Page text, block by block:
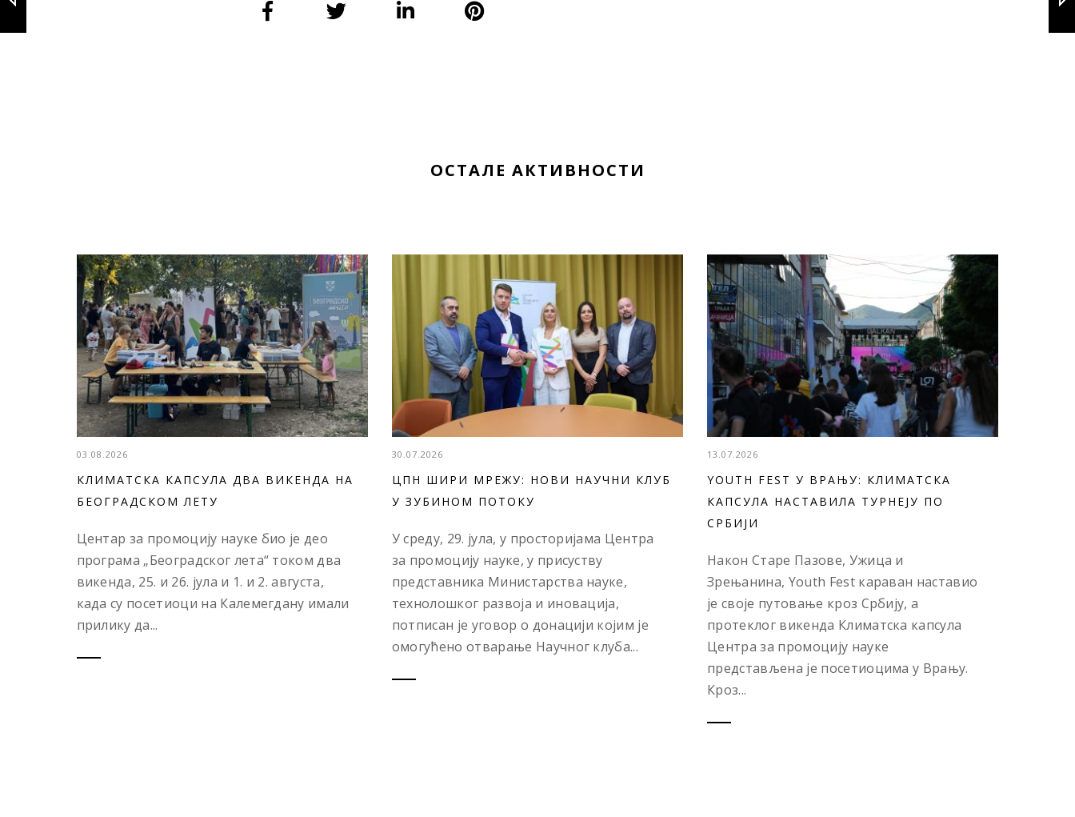
ОСТАЛЕ АКТИВНОСТИ
03.08.2026
КЛИМАТСКА КАПСУЛА ДВА ВИКЕНДА НА
БЕОГРАДСКОМ ЛЕТУ
Центар за промоцију науке био је део
програма „Београдског лета“ током два
викенда, 25. и 26. јула и 1. и 2. августа,
када су посетиоци на Калемегдану имали
прилику да...
30.07.2026
ЦПН ШИРИ МРЕЖУ: НОВИ НАУЧНИ КЛУБ
У ЗУБИНОМ ПОТОКУ
У среду, 29. јула, у просторијама Центра
за промоцију науке, у присуству
представника Министарства науке,
технолошког развоја и иновација,
потписан је уговор о донацији којим је
омогућено отварање Научног клуба...
13.07.2026
YOUTH FEST У ВРАЊУ: КЛИМАТСКА
КАПСУЛА НАСТАВИЛА ТУРНЕЈУ ПО
СРБИЈИ
Након Старе Пазове, Ужица и
Зрењанина, Youth Fest караван наставио
је своје путовање кроз Србију, а
протеклог викенда Климатска капсула
Центра за промоцију науке
представљена је посетиоцима у Врању.
Кроз...